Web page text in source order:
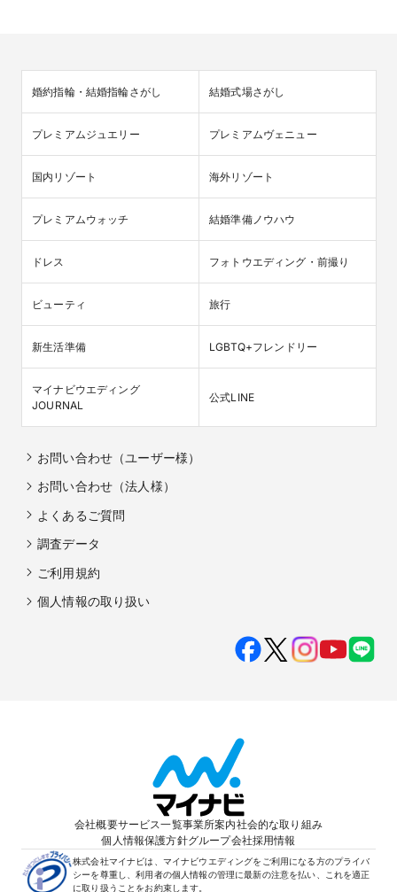
婚約指輪・結婚指輪さがし 結婚式場さがし
プレミアムジュエリー プレミアムヴェニュー
国内リゾート 海外リゾート
プレミアムウォッチ 結婚準備ノウハウ
ドレス フォトウエディング・前撮り
ビューティ 旅行
新生活準備 LGBTQ+フレンドリー
マイナビウエディング
JOURNAL
公式LINE
お問い合わせ（ユーザー様）
お問い合わせ（法人様）
よくあるご質問
調査データ
ご利用規約
個人情報の取り扱い
会社概要サービス一覧事業所案内社会的な取り組み
個人情報保護方針グループ会社採用情報
株式会社マイナビは、マイナビウエディングをご利用になる方のプライバ
シーを尊重し、利用者の個人情報の管理に最新の注意を払い、これを適正
に取り扱うことをお約束します。